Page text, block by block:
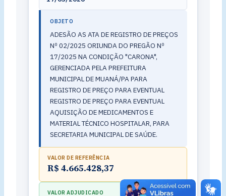
OBJETO
ADESÃO AS ATA DE REGISTRO DE PREÇOS
Nº 02/2025 ORIUNDA DO PREGÃO Nº
17/2025 NA CONDIÇÃO "CARONA",
GERENCIADA PELA PREFEITURA
MUNICIPAL DE MUANÁ/PA PARA
REGISTRO DE PREÇO PARA EVENTUAL
REGISTRO DE PREÇO PARA EVENTUAL
AQUISIÇÃO DE MEDICAMENTOS E
MATERIAL TÉCNICO HOSPITALAR, PARA
SECRETARIA MUNICIPAL DE SAÚDE.
VALOR DE REFERÊNCIA
R$ 4.665.428,37
VALOR ADJUDICADO